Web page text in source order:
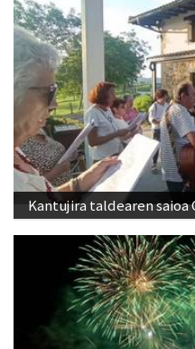
Kantujira taldearen